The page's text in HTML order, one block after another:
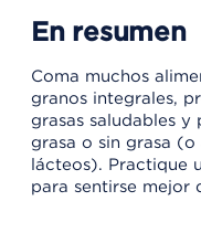
En resumen
Coma muchos
granos integrales,
grasas saludables
grasa o sin grasa
lácteos). Practique
para sentirse mejor